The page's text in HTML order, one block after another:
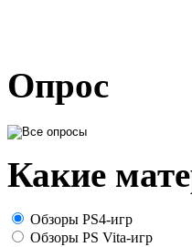
Опрос
Какие
Обзоры PS4-игр
Обзоры PS Vita-игр